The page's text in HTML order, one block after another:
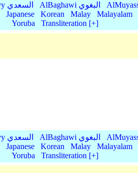
AsSaadiyy السعدي AlBaghawi البغوي
Japanese Korean Malay Malayalam
Yoruba
Transliteration [+]
AsSaadiyy السعدي AlBaghawi البغوي
Japanese Korean Malay Malayalam
Yoruba
Transliteration [+]